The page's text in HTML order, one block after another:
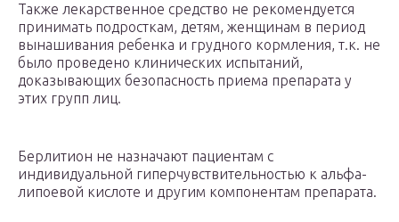
Также лекарственное средство не рекомендуется
принимать подросткам, детям, женщинам в период
вынашивания ребенка и грудного кормления, т.к. не
было проведено клинических испытаний,
доказывающих безопасность приема препарата у
этих групп лиц.
Берлитион не назначают пациентам с
индивидуальной гиперчувствительностью к альфа-
липоевой кислоте и другим компонентам препарата.